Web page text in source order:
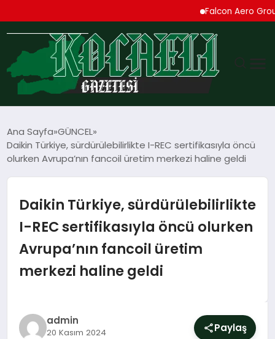
Falcon Aero Group,
TEKNOLOJI
MAGAZIN
YAŞAM
Ana Sayfa GÜNCEL
Daikin Türkiye, sürdürülebilirlikte I-REC sertifikasıyla öncü
olurken Avrupa’nın fancoil üretim merkezi haline geldi
Daikin Türkiye, sürdürülebilirlikte
I-REC sertifikasıyla öncü olurken
Avrupa’nın fancoil üretim
merkezi haline geldi
admin
20 Kasım 2024 Paylaş